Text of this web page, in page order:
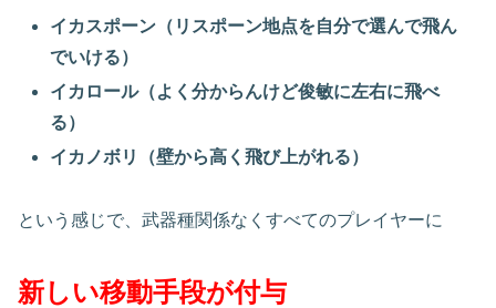
イカスポーン（リスポーン地点を自分で選んで飛ん
でいける）
イカロール（よく分からんけど俊敏に左右に飛べ
る）
イカノボリ（壁から高く飛び上がれる）
という感じで、武器種関係なくすべてのプレイヤーに
新しい移動手段が付与